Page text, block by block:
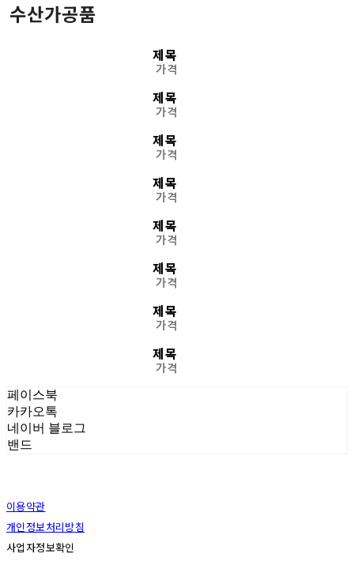
수산가공품
제목
가격
제목
가격
제목
가격
제목
가격
제목
가격
제목
가격
제목
가격
제목
가격
페이스북
카카오톡
네이버 블로그
밴드
이용약관
개인정보처리방침
사업자정보확인